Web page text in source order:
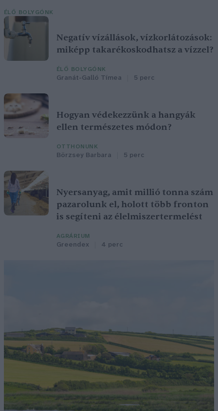
ÉLŐ BOLYGÓNK
Negatív vízállások, vízkorlátozások:
miképp takarékoskodhatsz a vízzel?
ÉLŐ BOLYGÓNK
Granát-Galló Tímea 5 perc
Hogyan védekezzünk a hangyák
ellen természetes módon?
OTTHONUNK
Börzsey Barbara 5 perc
Nyersanyag, amit millió tonna szám
pazarolunk el, holott több fronton
is segíteni az élelmiszertermelést
AGRÁRIUM
Greendex 4 perc